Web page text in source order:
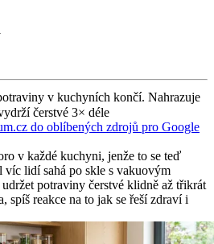
v kuchyních končí. Nahrazuje
čerstvé 3× déle
do oblíbených zdrojů pro Google
v každé kuchyni, jenže to se teď
víc lidí sahá po skle s vakuovým
potraviny čerstvé klidně až třikrát
spíš reakce na to jak se řeší zdraví i